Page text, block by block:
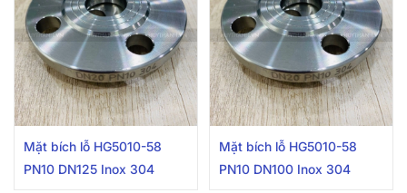
Mặt bích lỗ HG5010-58
PN10 DN125 Inox 304
Mặt bích lỗ HG5010-58
PN10 DN100 Inox 304